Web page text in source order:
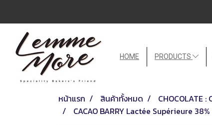
HOME PRODUCTS
หน้าแรก สินค้าทั้งหมด CHOCOLATE
CACAO BARRY Lactée Supérieure